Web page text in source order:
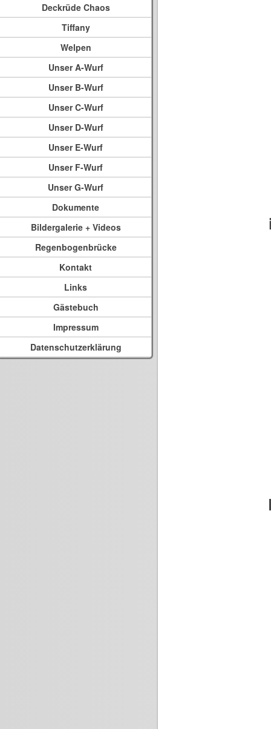
Deckrüde Chaos
Tiffany
Welpen
Unser A-Wurf
Unser B-Wurf
Unser C-Wurf
Unser D-Wurf
Unser E-Wurf
Unser F-Wurf
Unser G-Wurf
Dokumente
Bildergalerie + Videos
Regenbogenbrücke
Kontakt
Links
Gästebuch
Impressum
Datenschutzerklärung